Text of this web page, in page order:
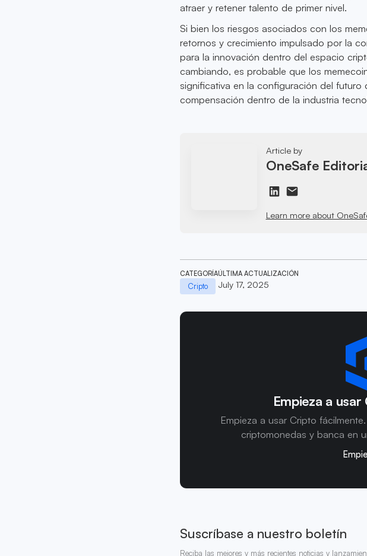
atraer y retener talento de primer nivel.
Si bien los riesgos asociados con los
retornos y crecimiento impulsado por la
para la innovación dentro del espacio
cambiando, es probable que los
significativa en la configuración del
compensación dentro de la industria
Article by
OneSafe
Learn more about
CATEGORÍA
Cripto
ÚLTIMA ACTUALIZACIÓN
July 17, 2025
Empieza a
Empieza a usar Cripto
criptomonedas y banca en
Suscríbase a nuestro boletín
Reciba las mejores y más recientes noticias y